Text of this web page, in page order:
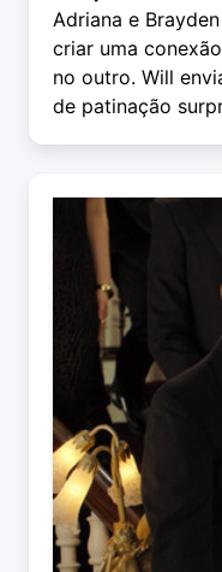
Adriana e
criar uma
no outro. Will
de patinação